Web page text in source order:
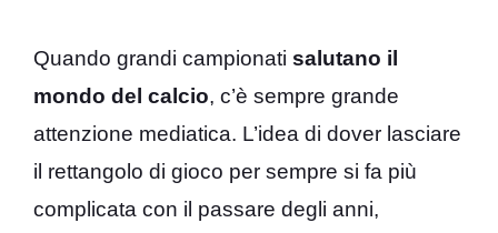
Quando grandi campionati salutano il
mondo del calcio, c’è sempre grande
attenzione mediatica. L’idea di dover lasciare
il rettangolo di gioco per sempre si fa più
complicata con il passare degli anni,